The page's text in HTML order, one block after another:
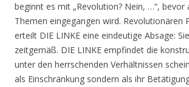
beginnt es mit „Revolution? Nein, …“, bevor
Themen eingegangen wird. Revolutionären
erteilt DIE LINKE eine eindeutige Absage:
zeitgemäß. DIE LINKE empfindet die
unter den herrschenden Verhältnissen
als Einschränkung sondern als ihr